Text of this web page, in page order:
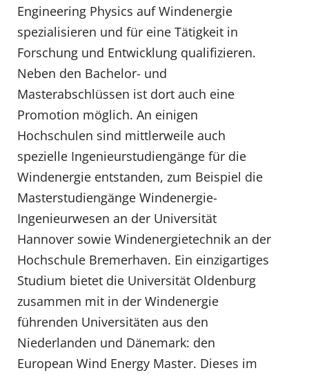
Engineering Physics auf Windenergie
spezialisieren und für eine Tätigkeit in
Forschung und Entwicklung qualifizieren.
Neben den Bachelor- und
Masterabschlüssen ist dort auch eine
Promotion möglich. An einigen
Hochschulen sind mittlerweile auch
spezielle Ingenieurstudiengänge für die
Windenergie entstanden, zum Beispiel die
Masterstudiengänge Windenergie-
Ingenieurwesen an der Universität
Hannover sowie Windenergietechnik an der
Hochschule Bremerhaven. Ein einzigartiges
Studium bietet die Universität Oldenburg
zusammen mit in der Windenergie
führenden Universitäten aus den
Niederlanden und Dänemark: den
European Wind Energy Master. Dieses im